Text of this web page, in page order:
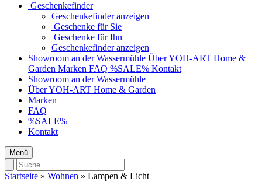
Geschenkefinder
Geschenkefinder anzeigen
Geschenke für Sie
Geschenke für Ihn
Geschenkefinder anzeigen
Showroom an der Wassermühle Über YOH-ART Home &
Garden Marken FAQ %SALE% Kontakt
Showroom an der Wassermühle
Über YOH-ART Home & Garden
Marken
FAQ
%SALE%
Kontakt
Menü
Startseite » Wohnen » Lampen & Licht